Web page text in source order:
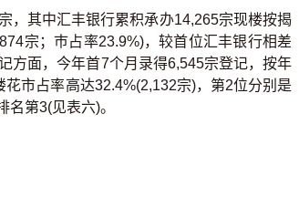
，其中汇丰银行累积承办14,265宗现楼按揭
宗；巿占率23.9%)，较首位汇丰银行相差
方面，今年首7个月录得6,545宗登记，按年
市占率高达32.4%(2,132宗)，第2位分别是
第3(见表六)。